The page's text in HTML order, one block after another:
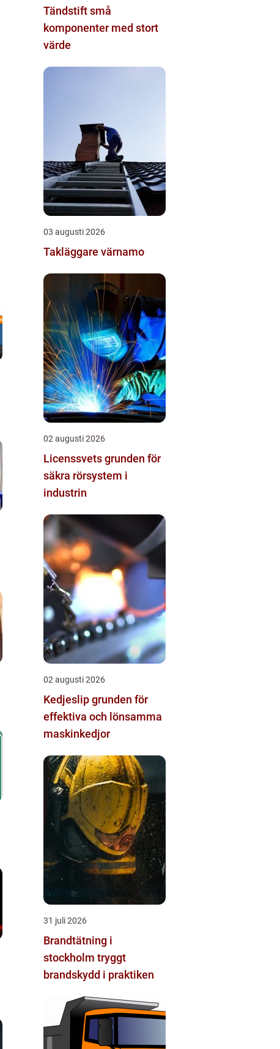
Tändstift små
komponenter med stort
värde
03 augusti 2026
Takläggare värnamo
02 augusti 2026
Licenssvets grunden för
säkra rörsystem i
industrin
02 augusti 2026
Kedjeslip grunden för
effektiva och lönsamma
maskinkedjor
31 juli 2026
Brandtätning i
stockholm tryggt
brandskydd i praktiken